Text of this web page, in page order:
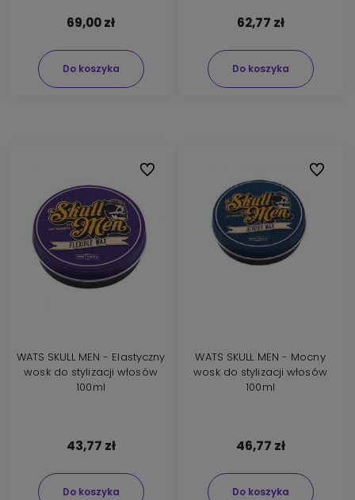
69,00 zł
Do koszyka
62,77 zł
Do koszyka
WATS SKULL MEN - Elastyczny
wosk do stylizacji włosów
100ml
43,77 zł
Do koszyka
Do ulubionych
WATS SKULL MEN - Mocny
wosk do stylizacji włosów
100ml
46,77 zł
Do koszyka
Do